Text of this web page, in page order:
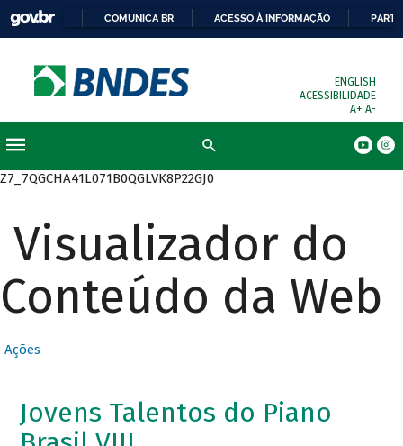
COMUNICA BR ACESSO À INFORMAÇÃO
ENGLISH
ACESSIBILIDADE
A+ A-
Z7_7QGCHA41L071B0QGLVK8P22GJ0
Visualizador do
Conteúdo da Web
Ações
Jovens Talentos do Piano